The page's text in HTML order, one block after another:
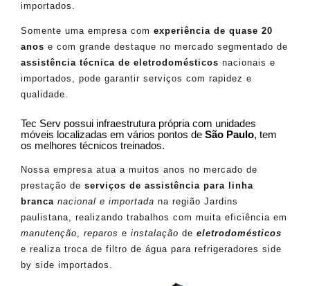
importados.
Somente uma empresa com experiência de quase 20
anos e com grande destaque no mercado segmentado de
assistência técnica de eletrodomésticos nacionais e
importados, pode garantir serviços com rapidez e
qualidade.
Tec Serv possui infraestrutura própria com unidades
móveis localizadas em vários pontos de São Paulo, tem
os melhores técnicos treinados.
Nossa empresa atua a muitos anos no mercado de
prestação de serviços de assistência para linha
branca nacional e importada na região Jardins
paulistana, realizando trabalhos com muita eficiência em
manutenção
reparos e instalação de eletrodomésticos
e realiza troca de filtro de água para refrigeradores side
by side importados.